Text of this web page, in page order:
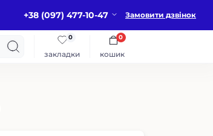
+38 (097) 477-10-47 Замовити дзвінок
закладки
0
кошик
0